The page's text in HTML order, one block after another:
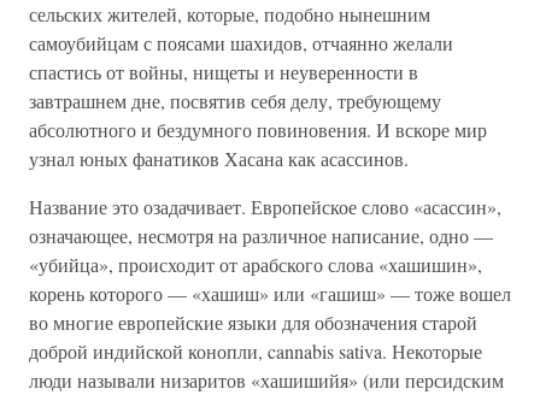
сельских жителей, которые, подобно нынешним
самоубийцам с поясами шахидов, отчаянно желали
спастись от войны, нищеты и неуверенности в
завтрашнем дне, посвятив себя делу, требующему
абсолютного и бездумного повиновения. И вскоре мир
узнал юных фанатиков Хасана как асассинов.
Название это озадачивает. Европейское слово «асассин»,
означающее, несмотря на различное написание, одно —
«убийца», происходит от арабского слова «хашишин»,
корень которого — «хашиш» или «гашиш» — тоже вошел
во многие европейские языки для обозначения старой
доброй индийской конопли, cannabis sativa. Некоторые
люди называли низаритов «хашишийя» (или персидским